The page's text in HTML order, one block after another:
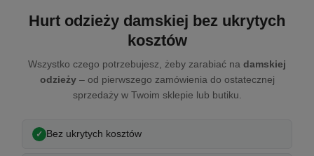
Hurt odzieży damskiej bez ukrytych
kosztów
Wszystko czego potrzebujesz, żeby zarabiać na damskiej
odzieży– od pierwszego zamówienia do ostatecznej
sprzedaży w Twoim sklepie lub butiku.
Bez ukrytych kosztów